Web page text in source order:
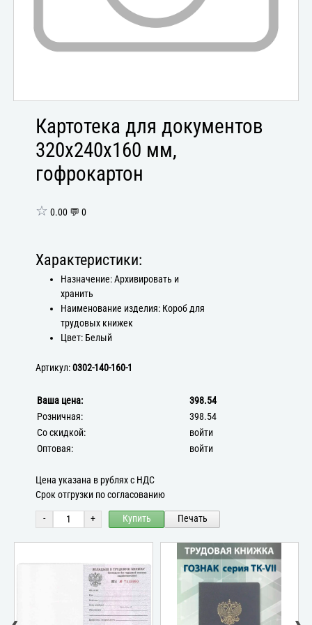
Картотека для документов
320х240х160 мм,
гофрокартон
☆ 0.00 💬 0
Характеристики:
Назначение: Архивировать и
хранить
Наименование изделия: Короб для
трудовых книжек
Цвет: Белый
Артикул:0302-140-160-1
Ваша цена:
398.54
Розничная:
398.54
Со скидкой:
войти
Оптовая:
войти
Цена указана в рублях с НДС
Срок отгрузки по согласованию
- + Купить Печать